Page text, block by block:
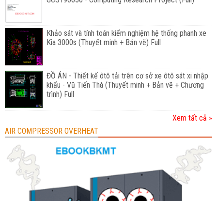
Khảo sát và tính toán kiểm nghiệm hệ thống phanh xe
Kia 3000s (Thuyết minh + Bản vẽ) Full
ĐỒ ÁN - Thiết kế ôtô tải trên cơ sở xe ôtô sát xi nhập
khẩu - Vũ Tiến Thà (Thuyết minh + Bản vẽ + Chương
trình) Full
Xem tất cả »
AIR COMPRESSOR OVERHEAT